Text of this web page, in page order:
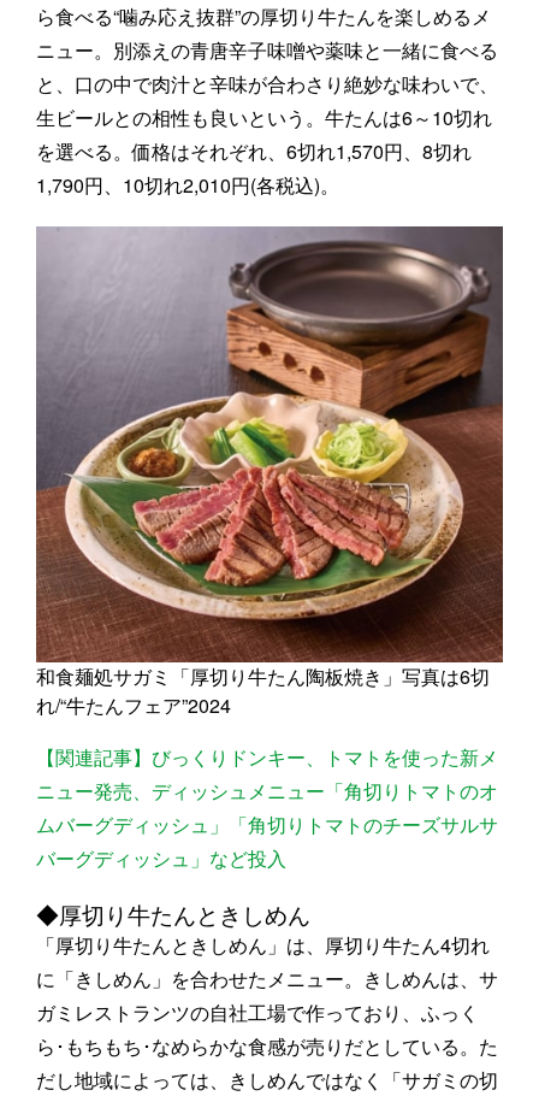
ら食べる“噛み応え抜群”の厚切り牛たんを楽しめるメ
ニュー。別添えの青唐辛子味噌や薬味と一緒に食べる
と、口の中で肉汁と辛味が合わさり絶妙な味わいで、
生ビールとの相性も良いという。牛たんは6～10切れ
を選べる。価格はそれぞれ、6切れ1,570円、8切れ
1,790円、10切れ2,010円(各税込)。
和食麺処サガミ「厚切り牛たん陶板焼き」写真は6切
れ/“牛たんフェア”2024
【関連記事】びっくりドンキー、トマトを使った新メ
ニュー発売、ディッシュメニュー「角切りトマトのオ
ムバーグディッシュ」「角切りトマトのチーズサルサ
バーグディッシュ」など投入
◆厚切り牛たんときしめん
「厚切り牛たんときしめん」は、厚切り牛たん4切れ
に「きしめん」を合わせたメニュー。きしめんは、サ
ガミレストランツの自社工場で作っており、ふっく
ら･もちもち･なめらかな食感が売りだとしている。た
だし地域によっては、きしめんではなく「サガミの切